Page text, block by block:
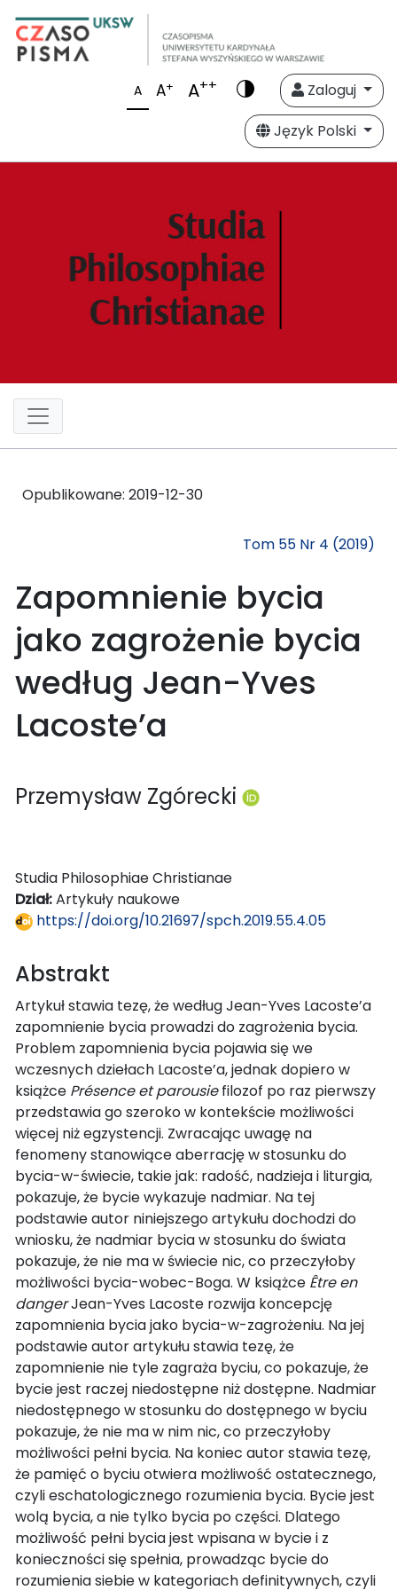
A A+ A++
Zaloguj
Język Polski
Opublikowane: 2019-12-30
Tom 55 Nr 4 (2019)
Zapomnienie bycia
jako zagrożenie bycia
według Jean-Yves
Lacoste’a
Przemysław Zgórecki
Studia Philosophiae Christianae
Dział:Artykuły naukowe
https://doi.org/10.21697/spch.2019.55.4.05
Abstrakt
Artykuł stawia tezę, że według Jean-Yves Lacoste’a
zapomnienie bycia prowadzi do zagrożenia bycia.
Problem zapomnienia bycia pojawia się we
wczesnych dziełach Lacoste’a, jednak dopiero w
książce Présence et parousiefilozof po raz pierwszy
przedstawia go szeroko w kontekście możliwości
więcej niż egzystencji. Zwracając uwagę na
fenomeny stanowiące aberrację w stosunku do
bycia-w-świecie, takie jak: radość, nadzieja i liturgia,
pokazuje, że bycie wykazuje nadmiar. Na tej
podstawie autor niniejszego artykułu dochodzi do
wniosku, że nadmiar bycia w stosunku do świata
pokazuje, że nie ma w świecie nic, co przeczyłoby
możliwości bycia-wobec-Boga. W książce Être en
dangerJean-Yves Lacoste rozwija koncepcję
zapomnienia bycia jako bycia-w-zagrożeniu. Na jej
podstawie autor artykułu stawia tezę, że
zapomnienie nie tyle zagraża byciu, co pokazuje, że
bycie jest raczej niedostępne niż dostępne. Nadmiar
niedostępnego w stosunku do dostępnego w byciu
pokazuje, że nie ma w nim nic, co przeczyłoby
możliwości pełni bycia. Na koniec autor stawia tezę,
że pamięć o byciu otwiera możliwość ostatecznego,
czyli eschatologicznego rozumienia bycia. Bycie jest
wolą bycia, a nie tylko bycia po części. Dlatego
możliwość pełni bycia jest wpisana w bycie i z
konieczności się spełnia, prowadząc bycie do
rozumienia siebie w kategoriach definitywnych, czyli